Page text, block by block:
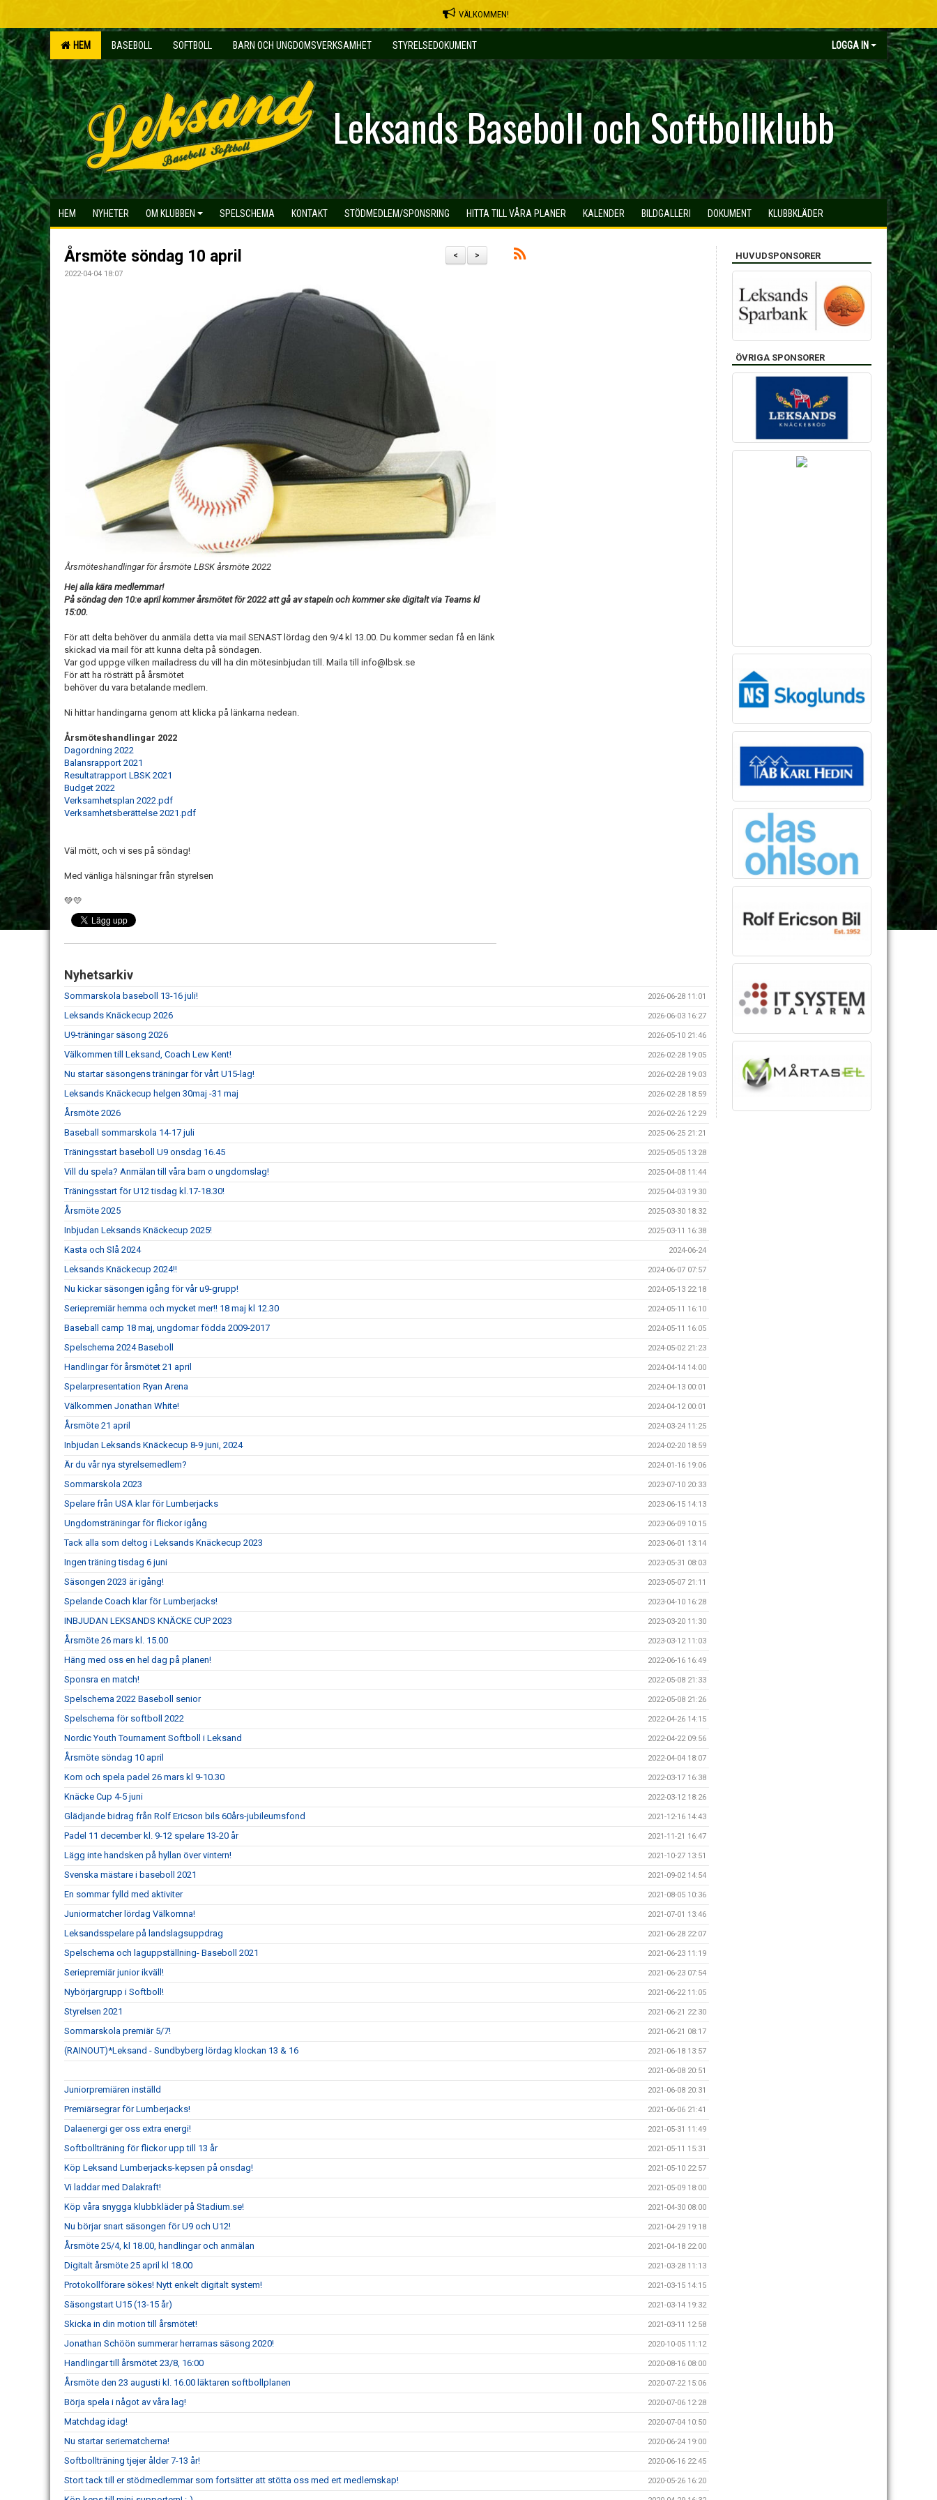
VÄLKOMMEN!
HEM BASEBOLL SOFTBOLL BARN OCH UNGDOMSVERKSAMHET STYRELSEDOKUMENT LOGGA IN
Leksands Baseboll och Softbollklubb
HEM NYHETER OM KLUBBEN SPELSCHEMA KONTAKT STÖDMEDLEM/SPONSRING HITTA TILL VÅRA PLANER KALENDER BILDGALLERI DOKUMENT KLUBBKLÄDER
>
<
Årsmöte söndag 10 april
2022-04-04 18:07
Årsmöteshandlingar för årsmöte LBSK årsmöte 2022
Hej alla kära medlemmar!
På söndag den 10:e april kommer årsmötet för 2022 att gå av stapeln och kommer ske digitalt via Teams kl
15:00.
För att delta behöver du anmäla detta via mail SENAST lördag den 9/4 kl 13.00. Du kommer sedan få en länk
skickad via mail för att kunna delta på söndagen.
Var god uppge vilken mailadress du vill ha din mötesinbjudan till. Maila till info@lbsk.se
För att ha rösträtt på årsmötet
behöver du vara betalande medlem.
Ni hittar handingarna genom att klicka på länkarna nedean.
Årsmöteshandlingar 2022
Dagordning 2022
Balansrapport 2021
Resultatrapport LBSK 2021
Budget 2022
Verksamhetsplan 2022.pdf
Verksamhetsberättelse 2021.pdf
Väl mött, och vi ses på söndag!
Med vänliga hälsningar från styrelsen
💚💛
Nyhetsarkiv
Sommarskola baseboll 13-16 juli! 2026-06-28 11:01
Leksands Knäckecup 2026 2026-06-03 16:27
U9-träningar säsong 2026 2026-05-10 21:46
Välkommen till Leksand, Coach Lew Kent! 2026-02-28 19:05
Nu startar säsongens träningar för vårt U15-lag! 2026-02-28 19:03
Leksands Knäckecup helgen 30maj -31 maj 2026-02-28 18:59
Årsmöte 2026 2026-02-26 12:29
Baseball sommarskola 14-17 juli 2025-06-25 21:21
Träningsstart baseboll U9 onsdag 16.45 2025-05-05 13:28
Vill du spela? Anmälan till våra barn o ungdomslag! 2025-04-08 11:44
Träningsstart för U12 tisdag kl.17-18.30! 2025-04-03 19:30
Årsmöte 2025 2025-03-30 18:32
Inbjudan Leksands Knäckecup 2025! 2025-03-11 16:38
Kasta och Slå 2024 2024-06-24
Leksands Knäckecup 2024!! 2024-06-07 07:57
Nu kickar säsongen igång för vår u9-grupp! 2024-05-13 22:18
Seriepremiär hemma och mycket mer!! 18 maj kl 12.30 2024-05-11 16:10
Baseball camp 18 maj, ungdomar födda 2009-2017 2024-05-11 16:05
Spelschema 2024 Baseboll 2024-05-02 21:23
Handlingar för årsmötet 21 april 2024-04-14 14:00
Spelarpresentation Ryan Arena 2024-04-13 00:01
Välkommen Jonathan White! 2024-04-12 00:01
Årsmöte 21 april 2024-03-24 11:25
Inbjudan Leksands Knäckecup 8-9 juni, 2024 2024-02-20 18:59
Är du vår nya styrelsemedlem? 2024-01-16 19:06
Sommarskola 2023 2023-07-10 20:33
Spelare från USA klar för Lumberjacks 2023-06-15 14:13
Ungdomsträningar för flickor igång 2023-06-09 10:15
Tack alla som deltog i Leksands Knäckecup 2023 2023-06-01 13:14
Ingen träning tisdag 6 juni 2023-05-31 08:03
Säsongen 2023 är igång! 2023-05-07 21:11
Spelande Coach klar för Lumberjacks! 2023-04-10 16:28
INBJUDAN LEKSANDS KNÄCKE CUP 2023 2023-03-20 11:30
Årsmöte 26 mars kl. 15.00 2023-03-12 11:03
Häng med oss en hel dag på planen! 2022-06-16 16:49
Sponsra en match! 2022-05-08 21:33
Spelschema 2022 Baseboll senior 2022-05-08 21:26
Spelschema för softboll 2022 2022-04-26 14:15
Nordic Youth Tournament Softboll i Leksand 2022-04-22 09:56
Årsmöte söndag 10 april 2022-04-04 18:07
Kom och spela padel 26 mars kl 9-10.30 2022-03-17 16:38
Knäcke Cup 4-5 juni 2022-03-12 18:26
Glädjande bidrag från Rolf Ericson bils 60års-jubileumsfond 2021-12-16 14:43
Padel 11 december kl. 9-12 spelare 13-20 år 2021-11-21 16:47
Lägg inte handsken på hyllan över vintern! 2021-10-27 13:51
Svenska mästare i baseboll 2021 2021-09-02 14:54
En sommar fylld med aktiviter 2021-08-05 10:36
Juniormatcher lördag Välkomna! 2021-07-01 13:46
Leksandsspelare på landslagsuppdrag 2021-06-28 22:07
Spelschema och laguppställning- Baseboll 2021 2021-06-23 11:19
Seriepremiär junior ikväll! 2021-06-23 07:54
Nybörjargrupp i Softboll! 2021-06-22 11:05
Styrelsen 2021 2021-06-21 22:30
Sommarskola premiär 5/7! 2021-06-21 08:17
(RAINOUT)*Leksand - Sundbyberg lördag klockan 13 & 16 2021-06-18 13:57
2021-06-08 20:51
Juniorpremiären inställd 2021-06-08 20:31
Premiärsegrar för Lumberjacks! 2021-06-06 21:41
Dalaenergi ger oss extra energi! 2021-05-31 11:49
Softbollträning för flickor upp till 13 år 2021-05-11 15:31
Köp Leksand Lumberjacks-kepsen på onsdag! 2021-05-10 22:57
Vi laddar med Dalakraft! 2021-05-09 18:00
Köp våra snygga klubbkläder på Stadium.se! 2021-04-30 08:00
Nu börjar snart säsongen för U9 och U12! 2021-04-29 19:18
Årsmöte 25/4, kl 18.00, handlingar och anmälan 2021-04-18 22:00
Digitalt årsmöte 25 april kl 18.00 2021-03-28 11:13
Protokollförare sökes! Nytt enkelt digitalt system! 2021-03-15 14:15
Säsongstart U15 (13-15 år) 2021-03-14 19:32
Skicka in din motion till årsmötet! 2021-03-11 12:58
Jonathan Schöön summerar herrarnas säsong 2020! 2020-10-05 11:12
Handlingar till årsmötet 23/8, 16:00 2020-08-16 08:00
Årsmöte den 23 augusti kl. 16.00 läktaren softbollplanen 2020-07-22 15:06
Börja spela i något av våra lag! 2020-07-06 12:28
Matchdag idag! 2020-07-04 10:50
Nu startar seriematcherna! 2020-06-24 19:00
Softbollträning tjejer ålder 7-13 år! 2020-06-16 22:45
Stort tack till er stödmedlemmar som fortsätter att stötta oss med ert medlemskap! 2020-05-26 16:20
HUVUDSPONSORER
ÖVRIGA SPONSORER